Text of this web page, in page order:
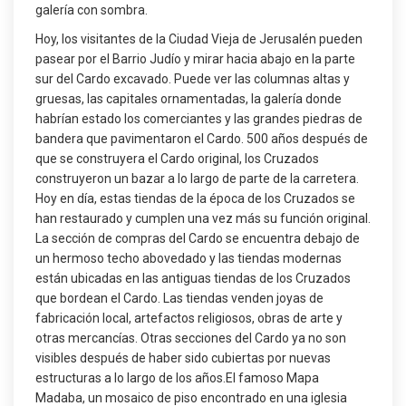
galería con sombra.
Hoy, los visitantes de la Ciudad Vieja de Jerusalén pueden
pasear por el Barrio Judío y mirar hacia abajo en la parte
sur del Cardo excavado. Puede ver las columnas altas y
gruesas, las capitales ornamentadas, la galería donde
habrían estado los comerciantes y las grandes piedras de
bandera que pavimentaron el Cardo. 500 años después de
que se construyera el Cardo original, los Cruzados
construyeron un bazar a lo largo de parte de la carretera.
Hoy en día, estas tiendas de la época de los Cruzados se
han restaurado y cumplen una vez más su función original.
La sección de compras del Cardo se encuentra debajo de
un hermoso techo abovedado y las tiendas modernas
están ubicadas en las antiguas tiendas de los Cruzados
que bordean el Cardo. Las tiendas venden joyas de
fabricación local, artefactos religiosos, obras de arte y
otras mercancías. Otras secciones del Cardo ya no son
visibles después de haber sido cubiertas por nuevas
estructuras a lo largo de los años.El famoso Mapa
Madaba, un mosaico de piso encontrado en una iglesia